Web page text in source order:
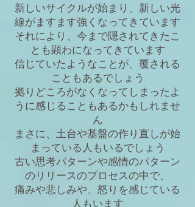
新しいサイクルが始まり、新しい光
線がますます強くなってきています
それにより、今まで隠されてきたこ
とも顕わになってきています
信じていたようなことが、覆される
こともあるでしょう
拠りどころがなくなってしまったよ
うに感じることもあるかもしれませ
ん
まさに、土台や基盤の作り直しが始
まっている人もいるでしょう
古い思考パターンや感情のパターン
のリリースのプロセスの中で、
痛みや悲しみや、怒りを感じている
人もいます